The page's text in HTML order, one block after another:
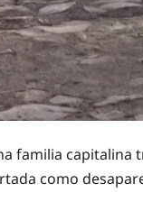
familia capitalina
como